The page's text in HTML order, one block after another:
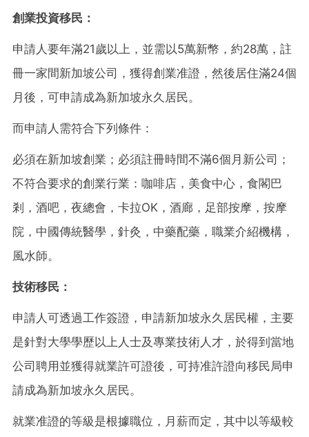
創業投資移民：
申請人要年滿21歲以上，並需以5萬新幣，約28萬，註
冊一家間新加坡公司，獲得創業准證，然後居住滿24個
月後，可申請成為新加坡永久居民。
而申請人需符合下列條件：
必須在新加坡創業；必須註冊時間不滿6個月新公司；
不符合要求的創業行業：咖啡店，美食中心，食閣巴
剎，酒吧，夜總會，卡拉OK，酒廊，足部按摩，按摩
院，中國傳統醫學，針灸，中藥配藥，職業介紹機構，
風水師。
技術移民：
申請人可透過工作簽證，申請新加坡永久居民權，主要
是針對大學學歷以上人士及專業技術人才，於得到當地
公司聘用並獲得就業許可證後，可持准許證向移民局申
請成為新加坡永久居民。
就業准證的等級是根據職位，月薪而定，其中以等級較